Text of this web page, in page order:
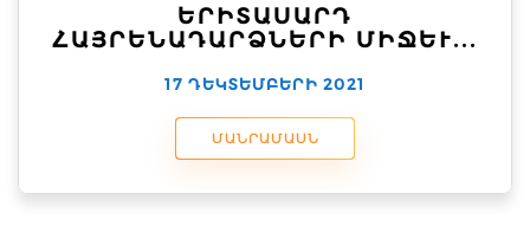
ԵՐԻՏԱՍԱՐԴ
ՀԱՅՐԵՆԱԴԱՐՁՆԵՐԻ ՄԻՋԵՒ...
17 ԴԵԿՏԵՄԲԵՐԻ 2021
ՄԱՆՐԱՄԱՍՆ